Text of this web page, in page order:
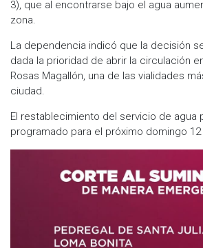
3), que al encontrarse bajo el agua
zona.
La dependencia indicó que la decisión
dada la prioridad de abrir la circulación
Rosas Magallón, una de las vialidades
ciudad.
El restablecimiento del servicio de agua
programado para el próximo domingo